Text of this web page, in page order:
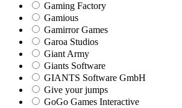
Gaming Factory
Gamious
Gamirror Games
Garoa Studios
Giant Army
Giants Software
GIANTS Software GmbH
Give your jumps
GoGo Games Interactive